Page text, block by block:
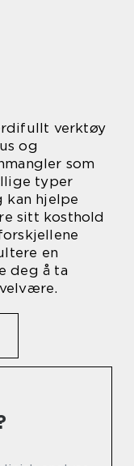
verktøy
og
som
typer
hjelpe
sitt kosthold
en
deg å ta